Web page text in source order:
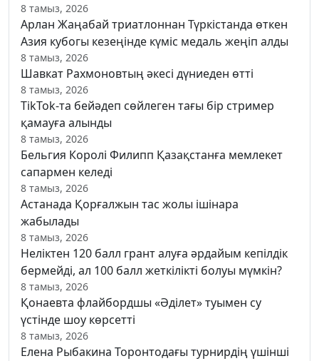
8 тамыз, 2026
Арлан Жаңабай триатлоннан Түркістанда өткен
Азия кубогы кезеңінде күміс медаль жеңіп алды
8 тамыз, 2026
Шавкат Рахмоновтың әкесі дүниеден өтті
8 тамыз, 2026
TikTok-та бейәдеп сөйлеген тағы бір стример
қамауға алынды
8 тамыз, 2026
Бельгия Королі Филипп Қазақстанға мемлекет
сапармен келеді
8 тамыз, 2026
Астанада Қорғалжын тас жолы ішінара
жабылады
8 тамыз, 2026
Неліктен 120 балл грант алуға әрдайым кепілдік
бермейді, ал 100 балл жеткілікті болуы мүмкін?
8 тамыз, 2026
Қонаевта флайбордшы «Әділет» туымен су
үстінде шоу көрсетті
8 тамыз, 2026
Елена Рыбакина Торонтодағы турнирдің үшінші